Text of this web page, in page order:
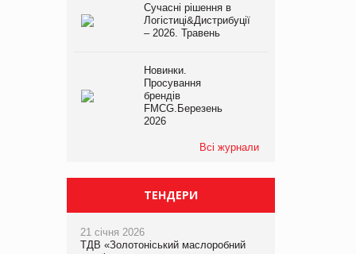
Сучасні рішення в
Логістиці&Дистрибуції
– 2026. Травень
Новинки.
Просування
брендів
FMCG.Березень
2026
Всі журнали
ТЕНДЕРИ
21 січня 2026
ТДВ «Золотоніський маслоробний